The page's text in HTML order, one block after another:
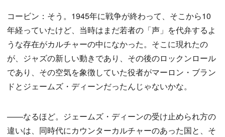
コービン：そう。1945年に戦争が終わって、そこから10
年経っていたけど、当時はまだ若者の「声」を代弁するよ
うな存在がカルチャーの中になかった。そこに現れたの
が、ジャズの新しい動きであり、その後のロックンロール
であり、その空気を象徴していた役者がマーロン・ブラン
ドとジェームズ・ディーンだったんじゃないかな。
——なるほど。ジェームズ・ディーンの受け止められ方の
違いは、同時代にカウンターカルチャーのあった国と、そ